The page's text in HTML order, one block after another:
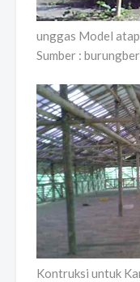
unggas Model
Sumber :
Kontruksi untuk